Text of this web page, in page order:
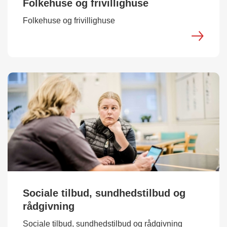
Folkehuse og frivillighuse
Folkehuse og frivillighuse
Sociale tilbud, sundhedstilbud og
rådgivning
Sociale tilbud, sundhedstilbud og rådgivning